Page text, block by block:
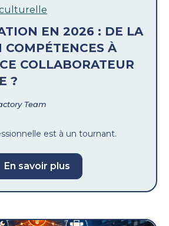
EN 2026 : DE LA
COMPÉTENCES À
COLLABORATEUR
?
Team
est à un tournant.
En savoir plus